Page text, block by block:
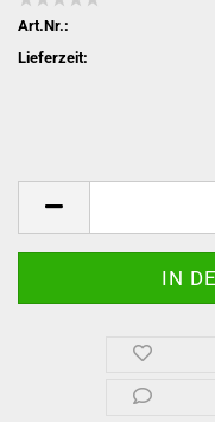
Art.Nr.:
Lieferzeit: